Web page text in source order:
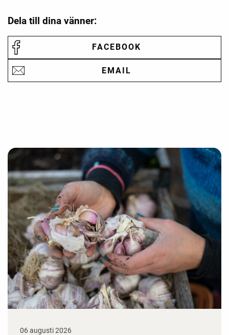
Dela till dina vänner:
FACEBOOK
EMAIL
06 augusti 2026